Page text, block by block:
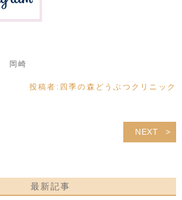
岡崎
投稿者: 四季の森どうぶつクリニック
NEXT
最新記事